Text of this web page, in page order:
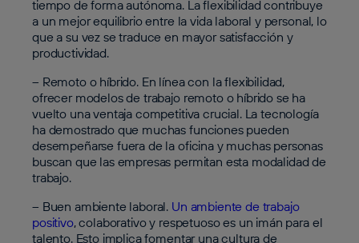
tiempo de forma autónoma. La flexibilidad contribuye
a un mejor equilibrio entre la vida laboral y personal, lo
que a su vez se traduce en mayor satisfacción y
productividad.
– Remoto o híbrido. En línea con la flexibilidad,
ofrecer modelos de trabajo remoto o híbrido se ha
vuelto una ventaja competitiva crucial. La tecnología
ha demostrado que muchas funciones pueden
desempeñarse fuera de la oficina y muchas personas
buscan que las empresas permitan esta modalidad de
trabajo.
– Buen ambiente laboral. Un ambiente de trabajo
positivo, colaborativo y respetuoso es un imán para el
talento. Esto implica fomentar una cultura de